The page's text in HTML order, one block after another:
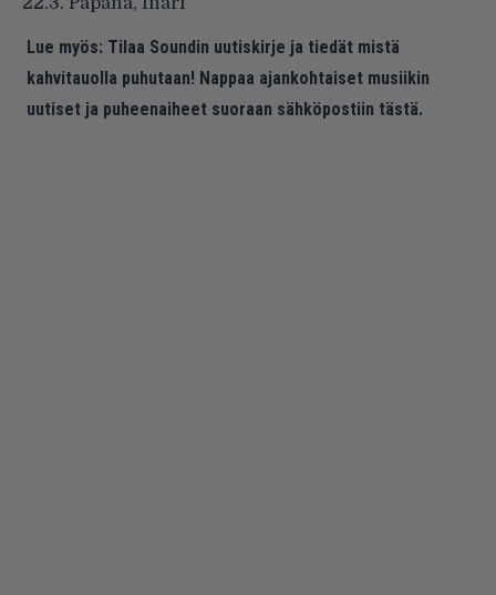
Lue myös: Tilaa Soundin uutiskirje ja tiedät mistä
kahvitauolla puhutaan! Nappaa ajankohtaiset musiikin
uutiset ja puheenaiheet suoraan sähköpostiin tästä.